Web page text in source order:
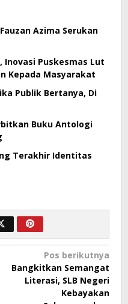
Azima Serukan
Inovasi Puskesmas Lut
Kepada Masyarakat
Publik Bertanya, Di
Buku Antologi
Terakhir Identitas
Pos berikutnya
Bangkitkan Semangat
Literasi, SLB Negeri
Kebayakan